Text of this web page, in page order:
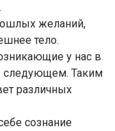
желаний,
тело.
у нас в
следующем. Таким
различных
сознание